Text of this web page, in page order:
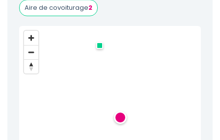
Aire de covoiturage2